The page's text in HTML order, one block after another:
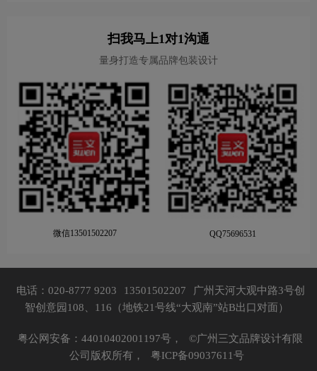
扫我马上1对1沟通
量身打造专属品牌包装设计
微信13501502207 QQ75696531
电话：020-8777 9203 13501502207
广州天河大观中路3号创
智创意园108、116（地铁21号线“大观南”站B出口对面）
粤公网安备：44010402001197号，
©广州三文品牌设计有限
公司版权所有，
粤ICP备09037611号